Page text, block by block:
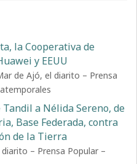
la Cooperativa de
y EEUU
de Ajó, el diarito – Prensa
a Nélida Sereno, de
Base Federada, contra
de la Tierra
– Prensa Popular –